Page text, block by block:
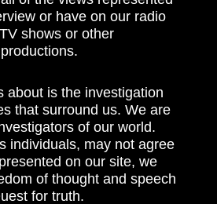
or have on our radio
shows or other
about is the investigation
that surround us. We are
of our world.
individuals, may not agree
on our site, we
of thought and speech
for truth.